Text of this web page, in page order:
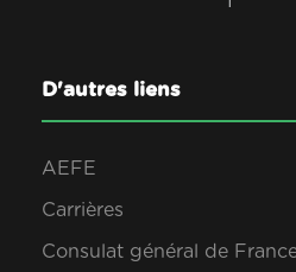
D'autres liens
AEFE
Carrières
Consulat général de